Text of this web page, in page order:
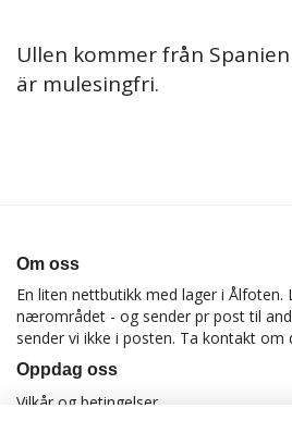
Ullen kommer från
är mulesingfri.
Om oss
En liten nettbutikk med lager i Ålfoten.
nærområdet - og sender pr post til
sender vi ikke i posten. Ta kontakt om
Oppdag oss
Vilkår og betingelser